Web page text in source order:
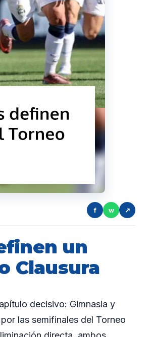
f w ↗
un
Clausura
decisivo: Gimnasia y
las semifinales del Torneo